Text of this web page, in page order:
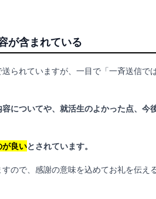
が含まれている
られていますが、一目で「一斉送信で
についてや、就活生のよかった点、今
が良いとされています。
ので、感謝の意味を込めてお礼を伝え